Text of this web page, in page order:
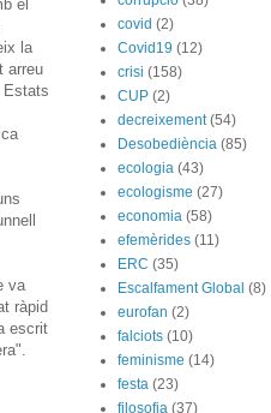
el
la
arreu
Estats
va
ràpid
escrit
covid (2)
Covid19 (12)
crisi (158)
CUP (2)
decreixement (54)
Desobediència (85)
ecologia (43)
ecologisme (27)
economia (58)
efemèrides (11)
ERC (35)
Escalfament Global (8)
eurofan (2)
falciots (10)
feminisme (14)
festa (23)
filosofia (37)